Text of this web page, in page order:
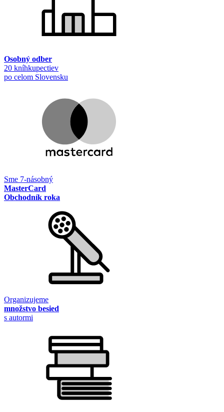
Osobný odber
20 kníhkupectiev
po celom Slovensku
Sme 7-násobný
MasterCard
Obchodník roka
Organizujeme
množstvo besied
s autormi